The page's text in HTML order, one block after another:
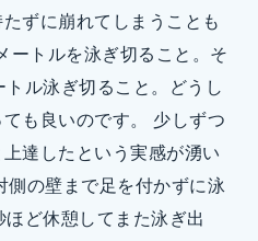
ずに崩れてしまうことも
ートルを泳ぎ切ること。そ
ル泳ぎ切ること。どうし
も良いのです。 少しずつ
達したという実感が湧い
側の壁まで足を付かずに泳
ど休憩してまた泳ぎ出